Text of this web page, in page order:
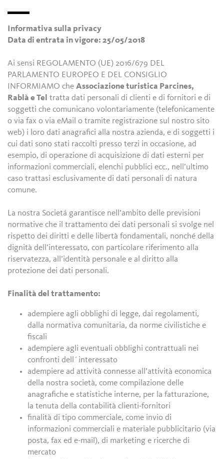
Informativa sulla privacy
Data di entrata in vigore: 25/05/2018
Ai sensi REGOLAMENTO (UE) 2016/679 DEL
PARLAMENTO EUROPEO E DEL CONSIGLIO
INFORMIAMO cheAssociazione turistica Parcines,
Rablà e Tel tratta dati personali di clienti e di fornitori e di
soggetti che comunicano volontariamente (telefonicamente
o via fax o via eMail o tramite registrazione sul nostro sito
web) i loro dati anagrafici alla nostra azienda, e di soggetti i
cui dati sono stati raccolti presso terzi in occasione, ad
esempio, di operazione di acquisizione di dati esterni per
informazioni commerciali, elenchi pubblici ecc., nell’ultimo
caso trattasi esclusivamente di dati personali di natura
comune.
La nostra Societá garantisce nell’ambito delle previsioni
normative che il trattamento dei dati personali si svolge nel
rispetto dei diritti e delle libertà fondamentali, nonché della
dignità dell’interessato, con particolare riferimento alla
riservatezza, all’identità personale e al diritto alla
protezione dei dati personali.
Finalità del trattamento:
adempiere agli obblighi di legge, dai regolamenti,
dalla normativa comunitaria, da norme civilistiche e
fiscali
adempiere agli eventuali obblighi contrattuali nei
confronti dell´interessato
adempiere ad attività connesse all’attività economica
della nostra società, come compilazione delle
anagrafiche e statistiche interne, per la fatturazione,
la tenuta della contabilità clienti-fornitori
finalità di tipo commerciale, come invio di
informazioni commerciali e materiale pubblicitario (via
posta, fax ed e-mail), di marketing e ricerche di
mercato